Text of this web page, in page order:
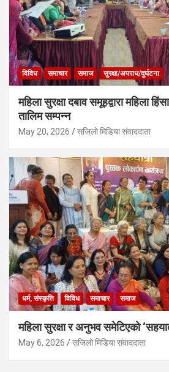
विविध समाचार समाज सुरक्षा/अपराध/दुर्घटना
महिला सुरक्षा दबाव समूहद्वारा महिला
तालिम सम्पन्न
May 20, 2026 सजिलो मिडिया संवाददाता
धर्म, संस्कृति विविध समाचार समाज
महिला सुरक्षा र अनुभव समेटिएको
May 6, 2026 सजिलो मिडिया संवाददाता